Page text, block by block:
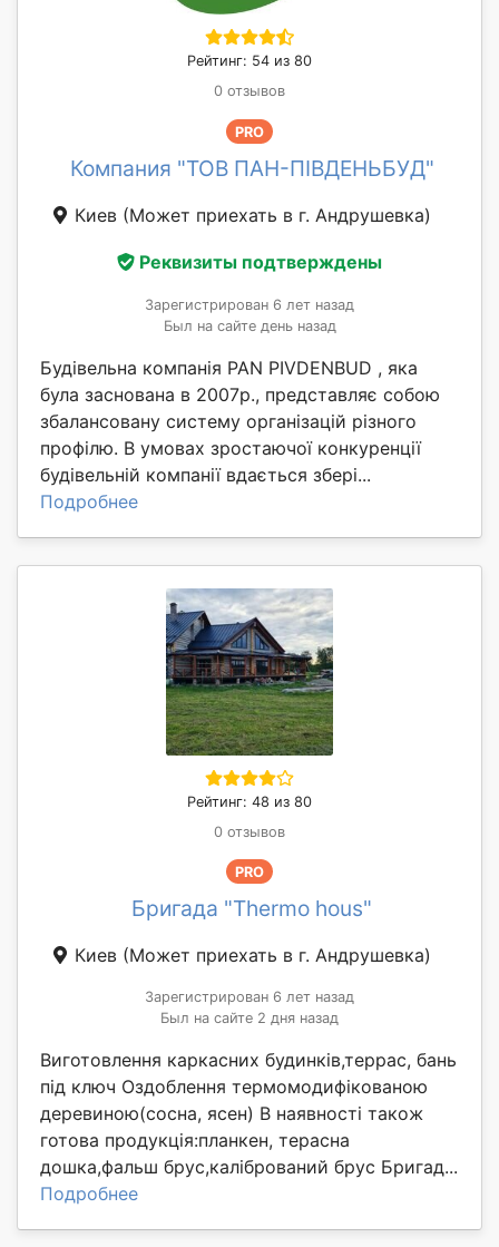
Рейтинг: 54 из 80
0 отзывов
PRO
Компания "ТОВ ПАН-ПІВДЕНЬБУД"
Киев (Может приехать в г. Андрушевка)
Реквизиты подтверждены
Зарегистрирован 6 лет назад
Был на сайте день назад
Будівельна компанія PAN PIVDENBUD , яка
була заснована в 2007р., представляє собою
збалансовану систему організацій різного
профілю. В умовах зростаючої конкуренції
будівельній компанії вдається збері...
Подробнее
Рейтинг: 48 из 80
0 отзывов
PRO
Бригада "Thermo hous"
Киев (Может приехать в г. Андрушевка)
Зарегистрирован 6 лет назад
Был на сайте 2 дня назад
Виготовлення каркасних будинків,террас, бань
під ключ Оздоблення термомодифікованою
деревиною(сосна, ясен) В наявності також
готова продукція:планкен, терасна
дошка,фальш брус,калібрований брус Бригад...
Подробнее